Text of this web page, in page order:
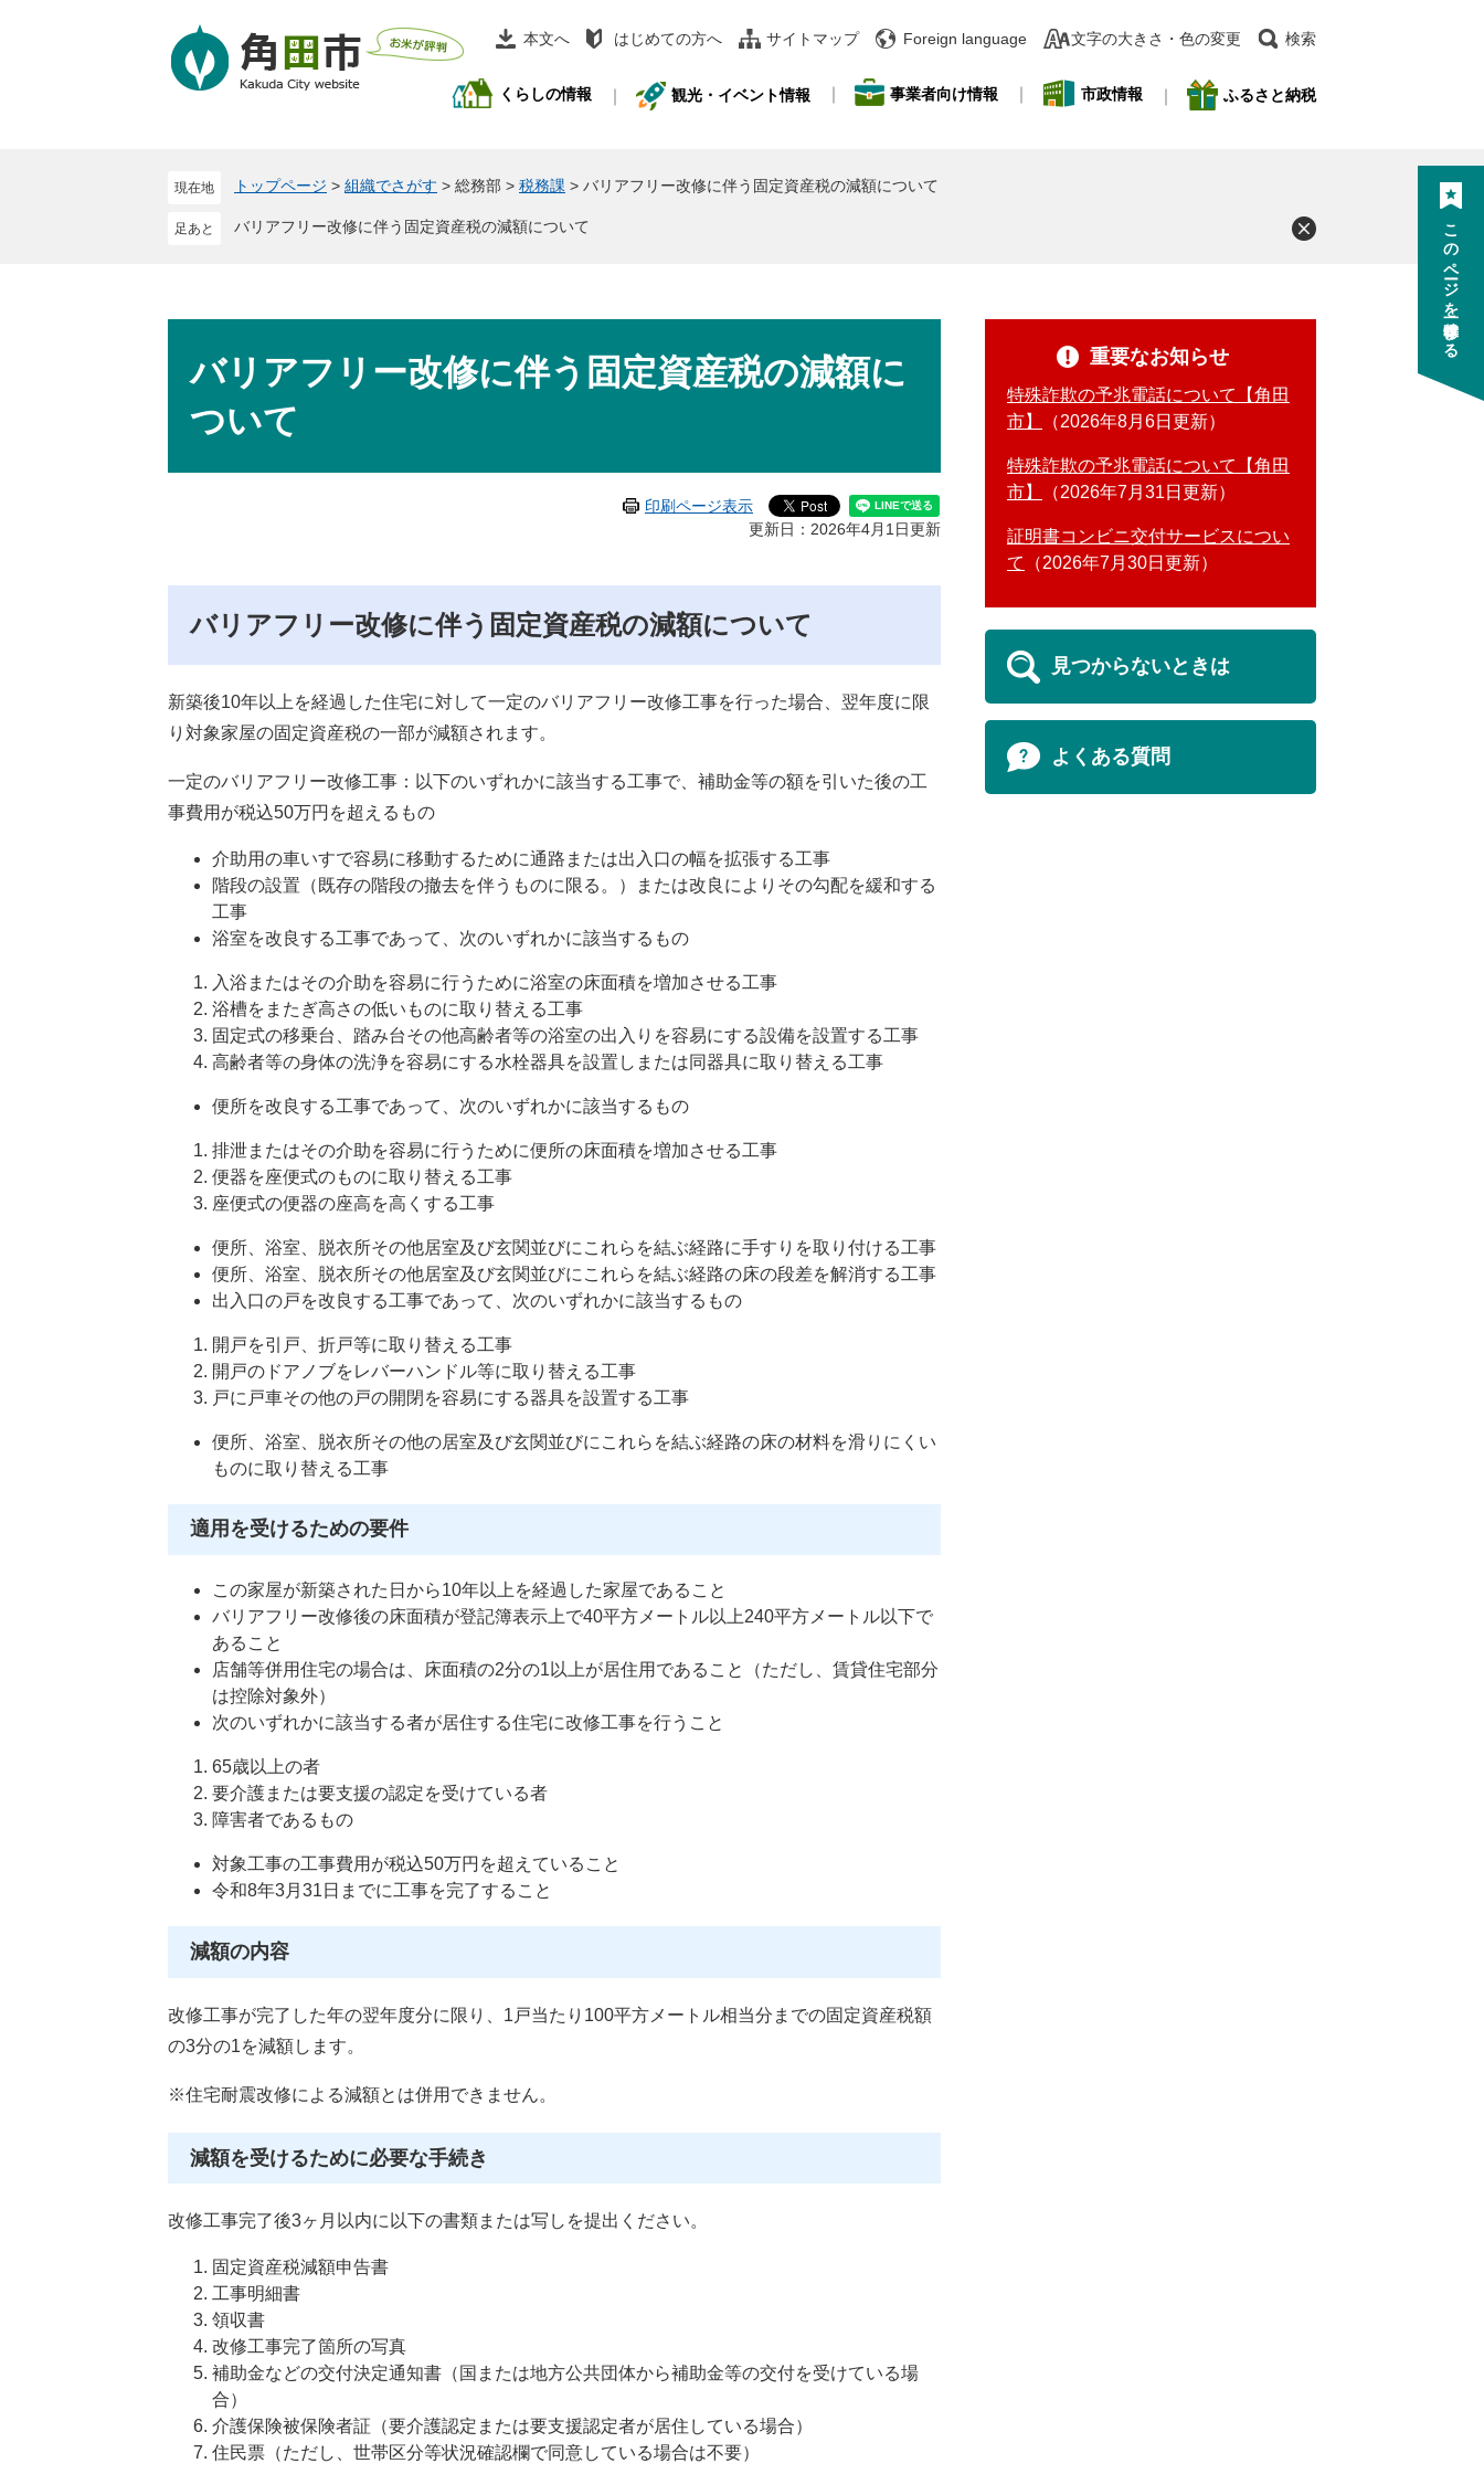
本文へ はじめての方へ サイトマップ Foreign language 文字の大きさ・色の変更 検索
くらしの情報 観光・イベント情報 事業者向け情報 市政情報 ふるさと納税
現在地 トップページ > 組織でさがす > 総務部 > 税務課 > バリアフリー改修に伴う固定資産税の減額について
バリアフリー改修に伴う固定資産税の減額について
バリアフリー改修に伴う固定資産税の減額に
ついて
印刷ページ表示
更新日：2026年4月1日更新
バリアフリー改修に伴う固定資産税の減額について
新築後10年以上を経過した住宅に対して一定のバリアフリー改修工事を行った場合、翌年度に限
り対象家屋の固定資産税の一部が減額されます。
一定のバリアフリー改修工事：以下のいずれかに該当する工事で、補助金等の額を引いた後の工
事費用が税込50万円を超えるもの
介助用の車いすで容易に移動するために通路または出入口の幅を拡張する工事
階段の設置（既存の階段の撤去を伴うものに限る。）または改良によりその勾配を緩和する
工事
浴室を改良する工事であって、次のいずれかに該当するもの
入浴またはその介助を容易に行うために浴室の床面積を増加させる工事
浴槽をまたぎ高さの低いものに取り替える工事
固定式の移乗台、踏み台その他高齢者等の浴室の出入りを容易にする設備を設置する工事
高齢者等の身体の洗浄を容易にする水栓器具を設置しまたは同器具に取り替える工事
便所を改良する工事であって、次のいずれかに該当するもの
排泄またはその介助を容易に行うために便所の床面積を増加させる工事
便器を座便式のものに取り替える工事
座便式の便器の座高を高くする工事
便所、浴室、脱衣所その他居室及び玄関並びにこれらを結ぶ経路に手すりを取り付ける工事
便所、浴室、脱衣所その他居室及び玄関並びにこれらを結ぶ経路の床の段差を解消する工事
出入口の戸を改良する工事であって、次のいずれかに該当するもの
開戸を引戸、折戸等に取り替える工事
開戸のドアノブをレバーハンドル等に取り替える工事
戸に戸車その他の戸の開閉を容易にする器具を設置する工事
便所、浴室、脱衣所その他の居室及び玄関並びにこれらを結ぶ経路の床の材料を滑りにくい
ものに取り替える工事
適用を受けるための要件
この家屋が新築された日から10年以上を経過した家屋であること
バリアフリー改修後の床面積が登記簿表示上で40平方メートル以上240平方メートル以下で
あること
店舗等併用住宅の場合は、床面積の2分の1以上が居住用であること（ただし、賃貸住宅部分
は控除対象外）
次のいずれかに該当する者が居住する住宅に改修工事を行うこと
65歳以上の者
要介護または要支援の認定を受けている者
障害者であるもの
対象工事の工事費用が税込50万円を超えていること
令和8年3月31日までに工事を完了すること
減額の内容
改修工事が完了した年の翌年度分に限り、1戸当たり100平方メートル相当分までの固定資産税額
の3分の1を減額します。
※住宅耐震改修による減額とは併用できません。
減額を受けるために必要な手続き
改修工事完了後3ヶ月以内に以下の書類または写しを提出ください。
固定資産税減額申告書
工事明細書
領収書
改修工事完了箇所の写真
補助金などの交付決定通知書（国または地方公共団体から補助金等の交付を受けている場
合）
介護保険被保険者証（要介護認定または要支援認定者が居住している場合）
住民票（ただし、世帯区分等状況確認欄で同意している場合は不要）
重要なお知らせ
特殊詐欺の予兆電話について【角田
市】
2026年8月6日更新
特殊詐欺の予兆電話について【角田
市】
2026年7月31日更新
証明書コンビニ交付サービスについ
て
2026年7月30日更新
見つからないときは
よくある質問
このページを一時保存する